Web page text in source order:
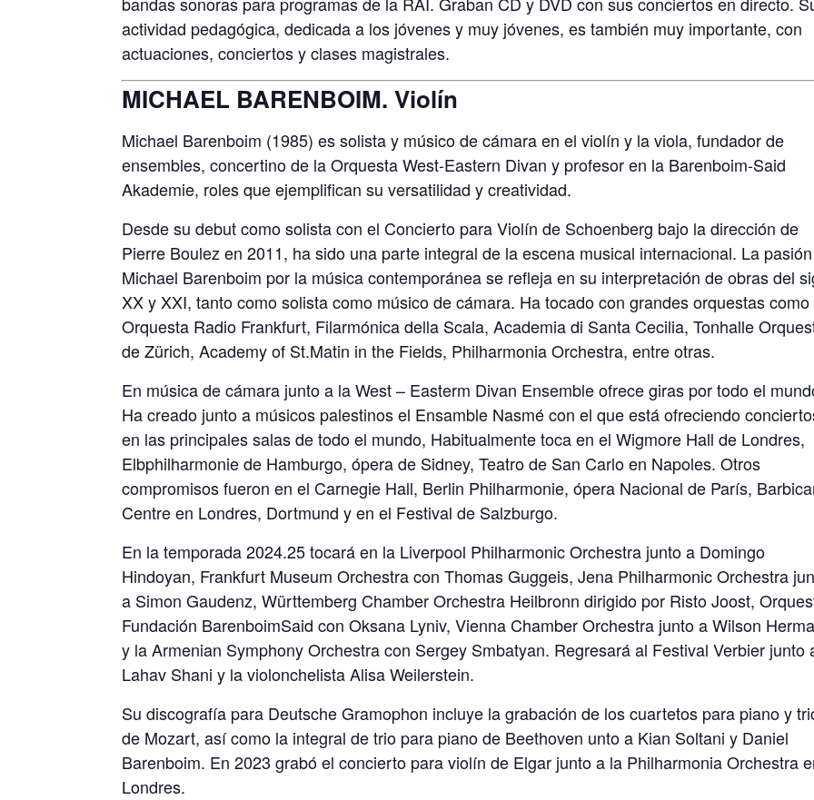
actividad pedagógica, dedicada a los jóvenes y muy jóvenes, es también muy importante, con
actuaciones, conciertos y clases magistrales.
MICHAEL BARENBOIM. Violín
Michael Barenboim (1985) es solista y músico de cámara en el violín y la viola, fundador de
ensembles, concertino de la Orquesta West-Eastern Divan y profesor en la Barenboim-Said
Akademie, roles que ejemplifican su versatilidad y creatividad.
Desde su debut como solista con el Concierto para Violín de Schoenberg bajo la dirección de
Pierre Boulez en 2011, ha sido una parte integral de la escena musical internacional. La
Michael Barenboim por la música contemporánea se refleja en su interpretación de obras del
XX y XXI, tanto como solista como músico de cámara. Ha tocado con grandes orquestas como
Orquesta Radio Frankfurt, Filarmónica della Scala, Academia di Santa Cecilia, Tonhalle
de Zürich, Academy of St.Matin in the Fields, Philharmonia Orchestra, entre otras.
En música de cámara junto a la West – Easterm Divan Ensemble ofrece giras por todo el
Ha creado junto a músicos palestinos el Ensamble Nasmé con el que está ofreciendo
en las principales salas de todo el mundo, Habitualmente toca en el Wigmore Hall de Londres,
Elbphilharmonie de Hamburgo, ópera de Sidney, Teatro de San Carlo en Napoles. Otros
compromisos fueron en el Carnegie Hall, Berlin Philharmonie, ópera Nacional de París,
Centre en Londres, Dortmund y en el Festival de Salzburgo.
En la temporada 2024.25 tocará en la Liverpool Philharmonic Orchestra junto a Domingo
Hindoyan, Frankfurt Museum Orchestra con Thomas Guggeis, Jena Philharmonic Orchestra
a Simon Gaudenz, Württemberg Chamber Orchestra Heilbronn dirigido por Risto Joost,
Fundación BarenboimSaid con Oksana Lyniv, Vienna Chamber Orchestra junto a Wilson
y la Armenian Symphony Orchestra con Sergey Smbatyan. Regresará al Festival Verbier junto
Lahav Shani y la violonchelista Alisa Weilerstein.
Su discografía para Deutsche Gramophon incluye la grabación de los cuartetos para piano y
de Mozart, así como la integral de trio para piano de Beethoven unto a Kian Soltani y Daniel
Barenboim. En 2023 grabó el concierto para violín de Elgar junto a la Philharmonia Orchestra
Londres.